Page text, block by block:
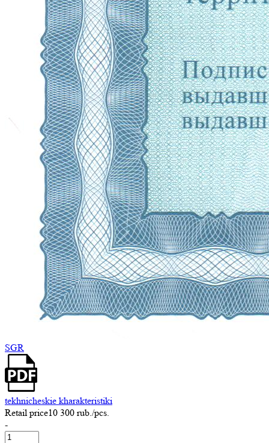
SGR
tekhnicheskie kharakteristiki
Retail price10 300 rub./pcs.
-